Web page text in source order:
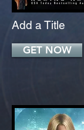
Add a Title
GET NOW